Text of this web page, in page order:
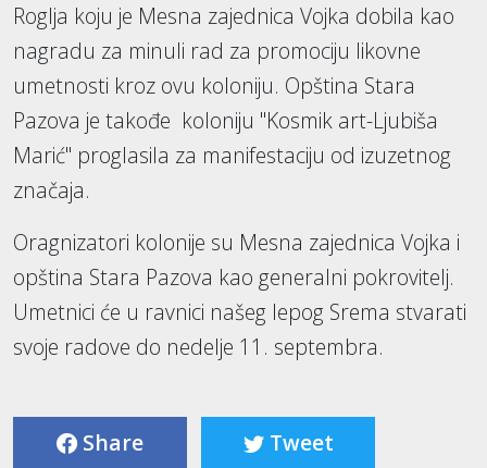
Roglja koju je Mesna zajednica Vojka dobila kao
nagradu za minuli rad za promociju likovne
umetnosti kroz ovu koloniju. Opština Stara
Pazova je takođe koloniju "Kosmik art-Ljubiša
Marić" proglasila za manifestaciju od izuzetnog
značaja.
Oragnizatori kolonije su Mesna zajednica Vojka i
opština Stara Pazova kao generalni pokrovitelj.
Umetnici će u ravnici našeg lepog Srema stvarati
svoje radove do nedelje 11. septembra.
Share Tweet